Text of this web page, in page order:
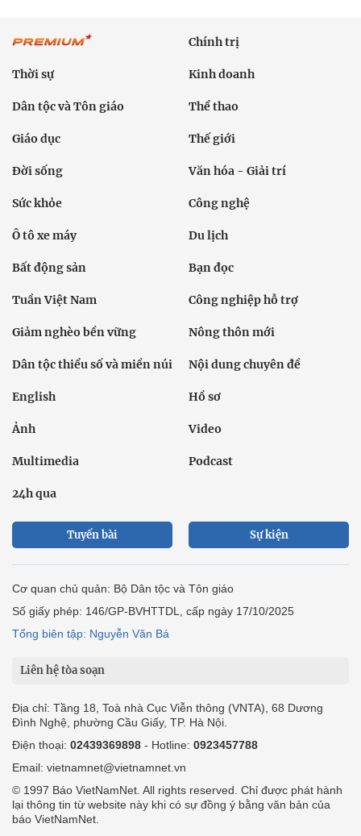
Chính trị
Thời sự Kinh doanh
Dân tộc và Tôn giáo Thể thao
Giáo dục Thế giới
Đời sống Văn hóa - Giải trí
Sức khỏe Công nghệ
Ô tô xe máy Du lịch
Bất động sản Bạn đọc
Tuần Việt Nam Công nghiệp hỗ trợ
Giảm nghèo bền vững Nông thôn mới
Dân tộc thiểu số và miền núi Nội dung chuyên đề
English Hồ sơ
Ảnh Video
Multimedia Podcast
24h qua
Tuyến bài Sự kiện
Cơ quan chủ quản: Bộ Dân tộc và Tôn giáo
Số giấy phép: 146/GP-BVHTTDL, cấp ngày 17/10/2025
Tổng biên tập: Nguyễn Văn Bá
Liên hệ tòa soạn
Địa chỉ: Tầng 18, Toà nhà Cục Viễn thông (VNTA), 68 Dương
Đình Nghệ, phường Cầu Giấy, TP. Hà Nội.
Điện thoại: 02439369898 - Hotline: 0923457788
Email: vietnamnet@vietnamnet.vn
© 1997 Báo VietNamNet. All rights reserved. Chỉ được phát hành
lại thông tin từ website này khi có sự đồng ý bằng văn bản của
báo VietNamNet.